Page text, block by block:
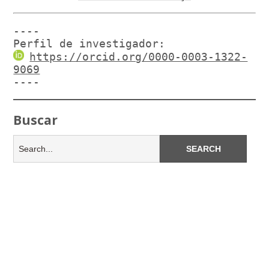
----
Perfil de investigador:
https://orcid.org/0000-0003-1322-
9069
----
Buscar